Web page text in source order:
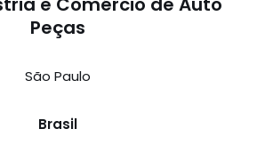
Peças
São Paulo
Brasil